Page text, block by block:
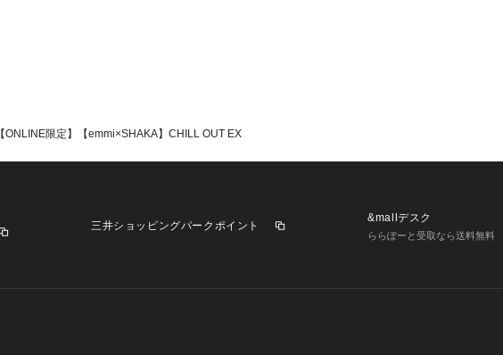
【ONLINE限定】【emmi×SHAKA】CHILL OUT EX
三井ショッピングパークポイント
&mallデスク
ららぽーと受取なら送料無料